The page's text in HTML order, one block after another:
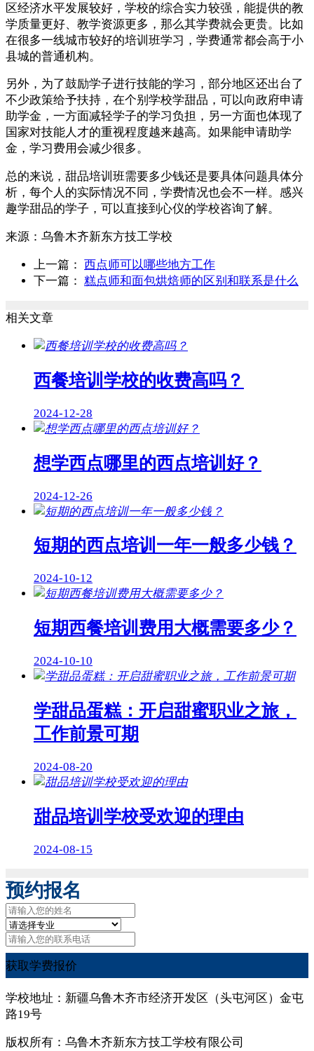
区经济水平发展较好，学校的综合实力较强，能提供的教
学质量更好、教学资源更多，那么其学费就会更贵。比如
在很多一线城市较好的培训班学习，学费通常都会高于小
县城的普通机构。
另外，为了鼓励学子进行技能的学习，部分地区还出台了
不少政策给予扶持，在个别学校学甜品，可以向政府申请
助学金，一方面减轻学子的学习负担，另一方面也体现了
国家对技能人才的重视程度越来越高。如果能申请助学
金，学习费用会减少很多。
总的来说，甜品培训班需要多少钱还是要具体问题具体分
析，每个人的实际情况不同，学费情况也会不一样。感兴
趣学甜品的学子，可以直接到心仪的学校咨询了解。
来源： 乌鲁木齐新东方技工学校
上一篇： 西点师可以哪些地方工作
下一篇： 糕点师和面包烘焙师的区别和联系是什么
相关文章
西餐培训学校的收费高吗？
2024-12-28
想学西点哪里的西点培训好？
2024-12-26
短期的西点培训一年一般多少钱？
2024-10-12
短期西餐培训费用大概需要多少？
2024-10-10
学甜品蛋糕：开启甜蜜职业之旅，
工作前景可期
2024-08-20
甜品培训学校受欢迎的理由
2024-08-15
预约报名
获取学费报价
学校地址：新疆乌鲁木齐市经济开发区（头屯河区）金屯
路19号
版权所有：乌鲁木齐新东方技工学校有限公司